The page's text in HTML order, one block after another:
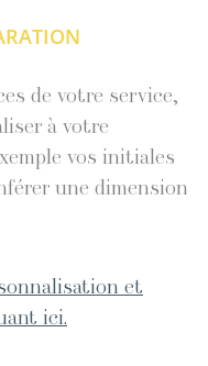
de votre service,
à votre
vos initiales
une dimension
et
ici.